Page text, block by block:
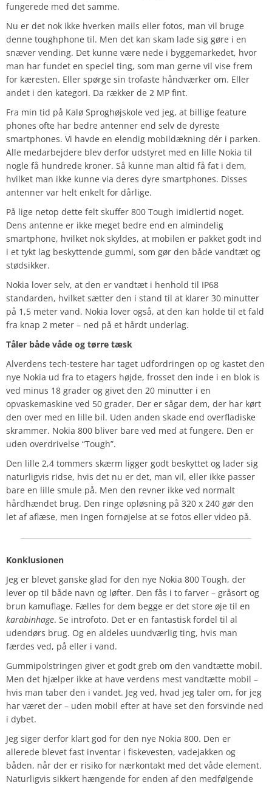
fungerede med det samme.
Nu er det nok ikke hverken mails eller fotos, man vil bruge
denne toughphone til. Men det kan skam lade sig gøre i en
snæver vending. Det kunne være nede i byggemarkedet, hvor
man har fundet en speciel ting, som man gerne vil vise frem
for kæresten. Eller spørge sin trofaste håndværker om. Eller
andet i den kategori. Da rækker de 2 MP fint.
Fra min tid på Kalø Sproghøjskole ved jeg, at billige feature
phones ofte har bedre antenner end selv de dyreste
smartphones. Vi havde en elendig mobildækning dér i parken.
Alle medarbejdere blev derfor udstyret med en lille Nokia til
nogle få hundrede kroner. Så kunne man altid få fat i dem,
hvilket man ikke kunne via deres dyre smartphones. Disses
antenner var helt enkelt for dårlige.
På lige netop dette felt skuffer 800 Tough imidlertid noget.
Dens antenne er ikke meget bedre end en almindelig
smartphone, hvilket nok skyldes, at mobilen er pakket godt ind
i et tykt lag beskyttende gummi, som gør den både vandtæt og
stødsikker.
Nokia lover selv, at den er vandtæt i henhold til IP68
standarden, hvilket sætter den i stand til at klarer 30 minutter
på 1,5 meter vand. Nokia lover også, at den kan holde til et fald
fra knap 2 meter – ned på et hårdt underlag.
Tåler både våde og tørre tæsk
Alverdens tech-testere har taget udfordringen op og kastet den
nye Nokia ud fra to etagers højde, frosset den inde i en blok is
ved minus 18 grader og givet den 20 minutter i en
opvaskemaskine ved 50 grader. Der er sågar dem, der har kørt
den over med en lille bil. Uden anden skade end overfladiske
skrammer. Nokia 800 bliver bare ved med at fungere. Den er
uden overdrivelse “Tough”.
Den lille 2,4 tommers skærm ligger godt beskyttet og lader sig
naturligvis ridse, hvis det nu er det, man vil, eller ikke passer
bare en lille smule på. Men den revner ikke ved normalt
hårdhændet brug. Den ringe opløsning på 320 x 240 gør den
let af aflæse, men ingen fornøjelse at se fotos eller video på.
Konklusionen
Jeg er blevet ganske glad for den nye Nokia 800 Tough, der
lever op til både navn og løfter. Den fås i to farver – gråsort og
brun kamuflage. Fælles for dem begge er det store øje til en
karabinhage. Se introfoto. Det er en fantastisk fordel til al
udendørs brug. Og en aldeles uundværlig ting, hvis man
færdes ved, på eller i vand.
Gummipolstringen giver et godt greb om den vandtætte mobil.
Men det hjælper ikke at have verdens mest vandtætte mobil –
hvis man taber den i vandet. Jeg ved, hvad jeg taler om, for jeg
har været der – uden mobil efter at have set den forsvinde ned
i dybet.
Jeg siger derfor klart god for den nye Nokia 800. Den er
allerede blevet fast inventar i fiskevesten, vadejakken og
båden, når der er risiko for nærkontakt med det våde element.
Naturligvis sikkert hængende for enden af den medfølgende